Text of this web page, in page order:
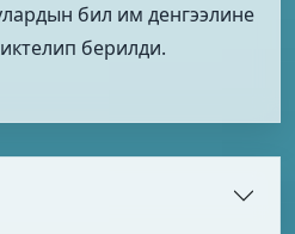
бил им денгээлине
берилди.